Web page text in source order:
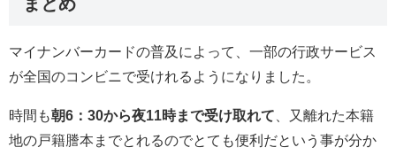
マイナンバーカードの普及によって、一部の行政サービス
が全国のコンビニで受けれるようになりました。
時間も朝6：30から夜11時まで受け取れて 、又離れた本籍
地の戸籍謄本までとれるのでとても便利だという事が分か